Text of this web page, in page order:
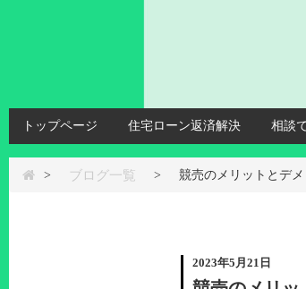
トップページ 住宅ローン返済解決 相談
> ブログ一覧 > 競売のメリットとデ
2023年5月21日